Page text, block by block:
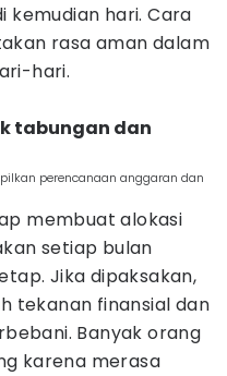
kemudian hari. Cara
rasa aman dalam
hari.
tabungan dan
perencanaan anggaran dan
membuat alokasi
setiap bulan
Jika dipaksakan,
tekanan finansial dan
Banyak orang
karena merasa